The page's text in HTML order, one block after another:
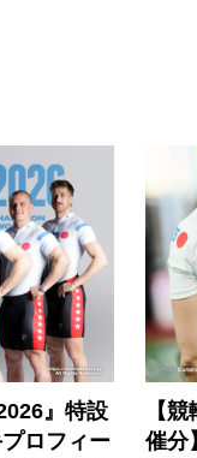
』特設
ロフィー
【
催分